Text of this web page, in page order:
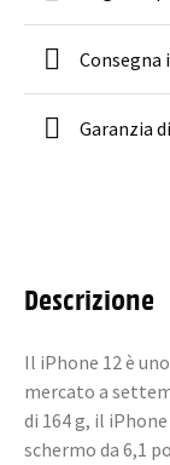
Consegna
Garanzia
Descrizione
Il iPhone 12 è
mercato a
di 164 g, il
schermo da 6,1